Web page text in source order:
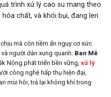
trình xử lý cao su mang theo
chất, và khói bụi, đang len
mà còn tiềm ẩn nguy cơ sức
người dân xung quanh. Ban Mê
Nông phát triển bền vững, xử lý
công nghệ hấp thụ hiện đại,
mùi hôi, trả lại không khí trong